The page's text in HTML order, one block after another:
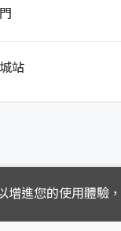
站
進您的使用體驗，